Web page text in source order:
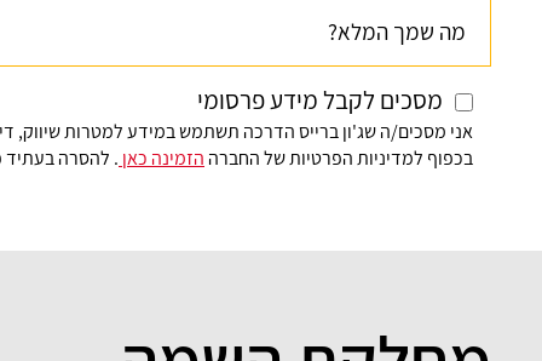
רועי מנדל, קורס דוטנט
מסכים לקבל מידע פרסומי
אני מסכים/ה שג'ון ברייס הדרכה תשתמש במידע למטרות שיווק,
בכפוף למדיניות הפרטיות של החברה הזמינה כאן . להסרה בעתיד